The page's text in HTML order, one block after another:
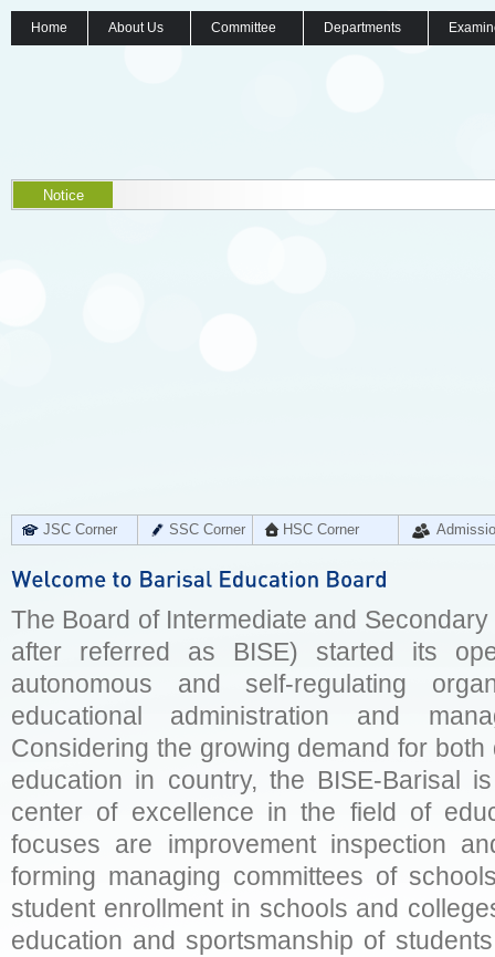
Home About Us Committee Departments
Notice
JSC Corner SSC Corner HSC Corner
The Board of Intermediate and
after referred as BISE) started its
autonomous and self-regulating
educational administration and
Considering the growing demand for
education in country, the BISE-Barisal
center of excellence in the field of
focuses are improvement inspection
forming managing committees of
student enrollment in schools and
education and sportsmanship of